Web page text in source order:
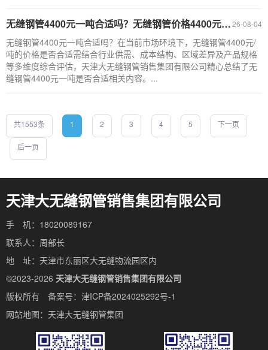
26-08-04
无缝钢管4400元一吨合适吗？无缝钢管价格4400元/吨中等偏上（附：采购谈判要点）
无缝钢管4400元一吨合适吗？在当前市场环境下，无缝钢管4400元/
吨的价格是否合适需结合行业供需、成本结构、区域差异及产品规格
等多维度综合评估，天津大无缝钢管销售集团有限公司精心总结了无
缝钢管4400元一吨是否合适相关内容。...
共1553条 1 2 3 4 5 下一页
后一页
天津大无缝钢管销售集团有限公司
手 机：18020089167
联系人：周部长
地 址：天津市东丽区大无缝物流园区内
©2023-2026 天津大无缝钢管销售集团有限公司
版权所有 备案号： 津ICP备2024025292号-1
网站地图： 天津大无缝钢管集团